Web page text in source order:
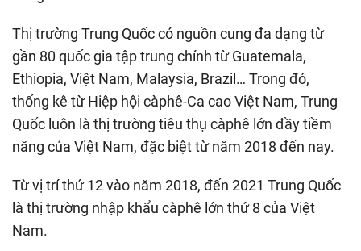
Thị trường Trung Quốc có nguồn cung đa dạng từ
gần 80 quốc gia tập trung chính từ Guatemala,
Ethiopia, Việt Nam, Malaysia, Brazil… Trong đó,
thống kê từ Hiệp hội càphê-Ca cao Việt Nam, Trung
Quốc luôn là thị trường tiêu thụ càphê lớn đầy tiềm
năng của Việt Nam, đặc biệt từ năm 2018 đến nay.
Từ vị trí thứ 12 vào năm 2018, đến 2021 Trung Quốc
là thị trường nhập khẩu càphê lớn thứ 8 của Việt
Nam.